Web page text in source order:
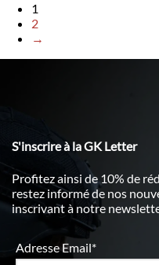
1
2
→
S'inscrire à la GK Letter
Profitez ainsi de 10% de
restez informé de nos
inscrivant à notre
Adresse Email*